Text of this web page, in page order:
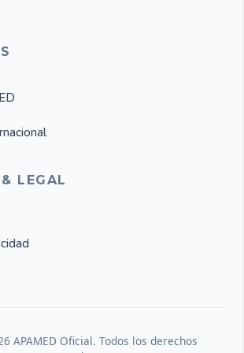
LEGAL
APAMED Oficial. Todos los derechos